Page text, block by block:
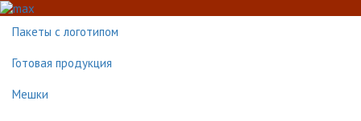
Пакеты с логотипом
Готовая продукция
Мешки